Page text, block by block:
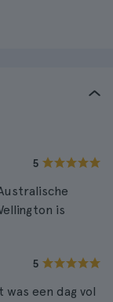
5
is
5
een dag vol